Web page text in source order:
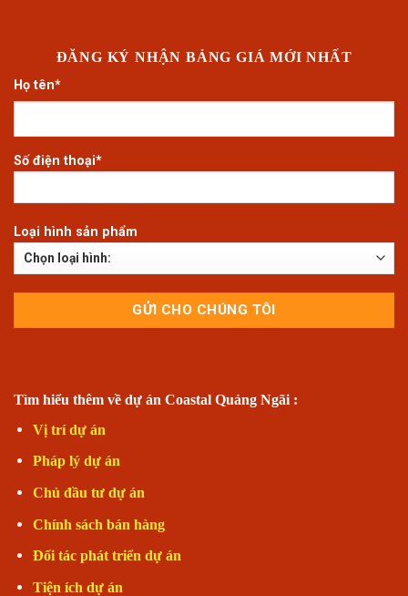
ĐĂNG KÝ NHẬN BẢNG GIÁ MỚI NHẤT
Họ tên*
Số điện thoại*
Loại hình sản phẩm
Tìm hiểu thêm về dự án Coastal Quảng Ngãi :
Vị trí dự án
Pháp lý dự án
Chủ đầu tư dự án
Chính sách bán hàng
Đối tác phát triển dự án
Tiện ích dự án